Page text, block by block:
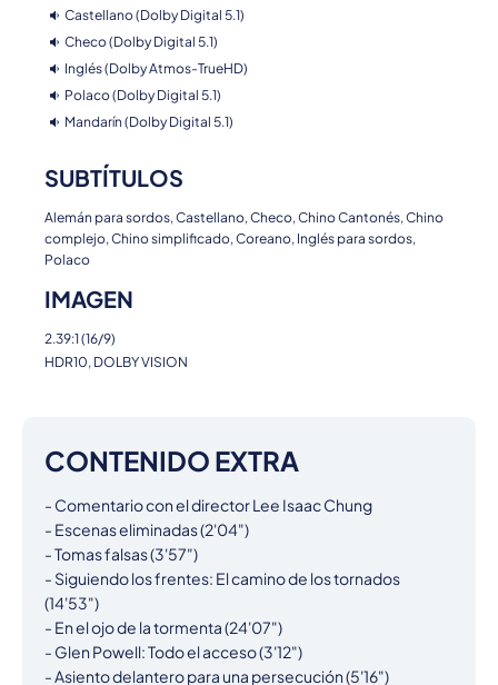
Castellano (Dolby Digital 5.1)
Checo (Dolby Digital 5.1)
Inglés (Dolby Atmos-TrueHD)
Polaco (Dolby Digital 5.1)
Mandarín (Dolby Digital 5.1)
SUBTÍTULOS
Alemán para sordos, Castellano, Checo, Chino Cantonés, Chino
complejo, Chino simplificado, Coreano, Inglés para sordos,
Polaco
IMAGEN
2.39:1 (16/9)
HDR10, DOLBY VISION
CONTENIDO EXTRA
- Comentario con el director Lee Isaac Chung
- Escenas eliminadas (2'04")
- Tomas falsas (3'57")
- Siguiendo los frentes: El camino de los tornados
(14'53")
- En el ojo de la tormenta (24'07")
- Glen Powell: Todo el acceso (3'12")
- Asiento delantero para una persecución (5'16")